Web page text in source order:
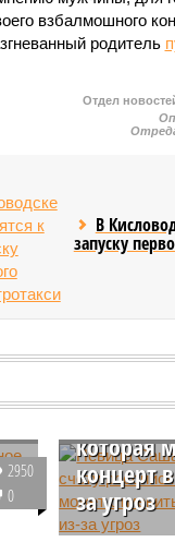
взбалмошного
родитель
Отдел
В
запуску
2950
0
Певица
которая
концерт
за угроз
Концерт